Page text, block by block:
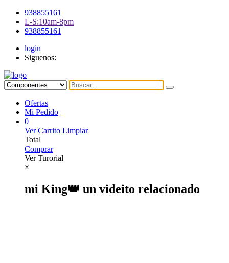
938855161
L-S:10am-8pm
938855161
login
Siguenos:
Ofertas
Mi Pedido
0
Ver Carrito Limpiar
Total
Comprar
Ver Turorial
×
mi King👑 un videito relacionado